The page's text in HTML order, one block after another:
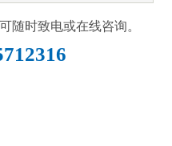
随时致电或在线咨询。